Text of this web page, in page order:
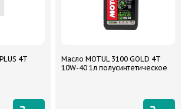
4T
Масло MOTUL 3100 GOLD 4Т
10W-40 1л полусинтетическое